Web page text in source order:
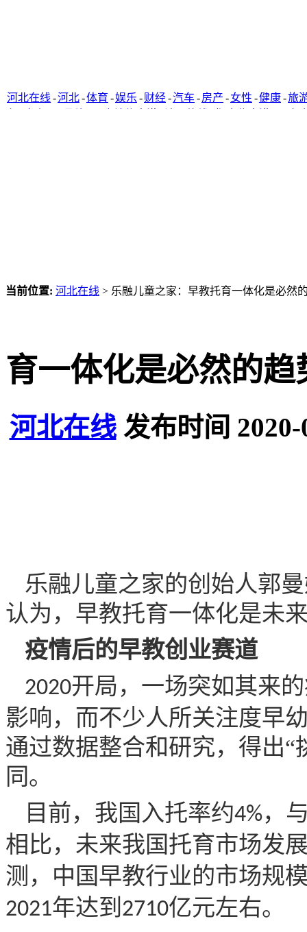
河北在线 -河北-体育 -娱乐 -财经-汽车 -房产 -女性 -健康-旅
当前位置: 河北在线 > 乐融儿童之家：早教托育一体化是必然
育一体化是必然的趋
河北在线发布时间
乐融儿童之家的创始人郭
认为，早教托育一体化是未
疫情后的早教创业赛道
2020开局，一场突如其来
影响，而不少人所关注度早
通过数据整合和研究，得出
同。
目前，我国入托率约4%，
相比，未来我国托育市场发
测，中国早教行业的市场规
2021年达到 2710亿元左右。